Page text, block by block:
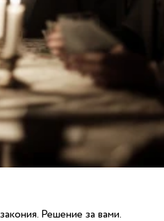
Решение за вами.